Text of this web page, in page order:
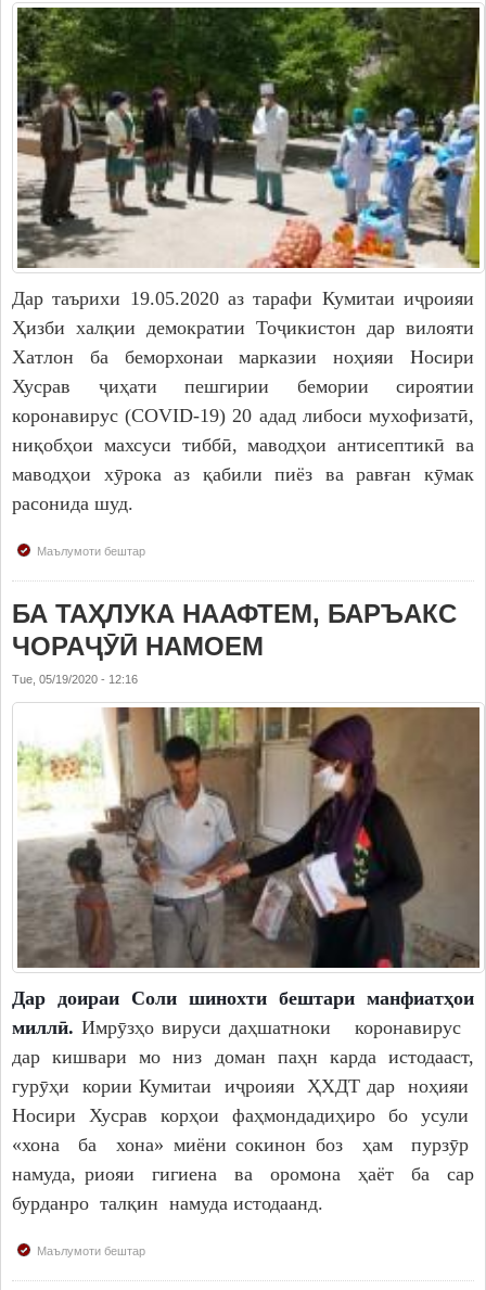
Дар таърихи 19.05.2020 аз тарафи Кумитаи иҷроияи
Ҳизби халқии демократии Тоҷикистон дар вилояти
Хатлон ба беморхонаи марказии ноҳияи Носири
Хусрав ҷиҳати пешгирии бемории сироятии
коронавирус (COVID-19) 20 адад либоси мухофизатӣ,
ниқобҳои махсуси тиббӣ, маводҳои антисептикӣ ва
маводҳои хӯрока аз қабили пиёз ва равған кӯмак
расонида шуд.
Маълумоти бештар
БА ТАҲЛУКА НААФТЕМ, БАРЪАКС
ЧОРАҶӮӢ НАМОЕМ
Tue, 05/19/2020 - 12:16
Дар доираи Соли шинохти бештари манфиатҳои
миллӣ. Имрӯзҳо вируси даҳшатноки коронавирус
дар кишвари мо низ доман паҳн карда истодааст,
гурӯҳи кории Кумитаи иҷроияи ҲХДТ дар ноҳияи
Носири Хусрав корҳои фаҳмондадиҳиро бо усули
«хона ба хона» миёни сокинон боз ҳам пурзӯр
намуда, риояи гигиена ва оромона ҳаёт ба сар
бурданро талқин намуда истодаанд.
Маълумоти бештар